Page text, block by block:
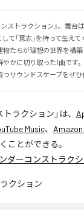
ストラクション』。舞台
て「意志」を持って生え
物たちが理想の世界を構
かに切り取った1曲です
サウンドスケープをぜひ
トラクション 」は、
Music、
ことができる。
ダーコンストラク